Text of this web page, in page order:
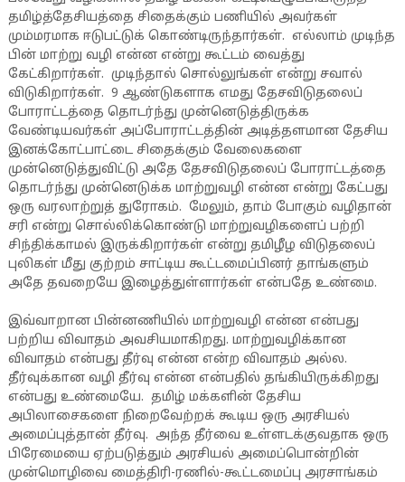
தமிழ்த்தேசியத்தை சிதைக்கும் பணியில் அவர்கள்
மும்மரமாக ஈடுபட்டுக் கொண்டிருந்தார்கள். எல்லாம் முடிந்த
பின் மாற்று வழி என்ன என்று கூட்டம் வைத்து
கேட்கிறார்கள். முடிந்தால் சொல்லுங்கள் என்று சவால்
விடுகிறார்கள். 9 ஆண்டுகளாக எமது தேசவிடுதலைப்
போராட்டத்தை தொடர்ந்து முன்னெடுத்திருக்க
வேண்டியவர்கள் அப்போராட்டத்தின் அடித்தளமான தேசிய
இனக்கோட்பாட்டை சிதைக்கும் வேலைகளை
முன்னெடுத்துவிட்டு அதே தேசவிடுதலைப் போராட்டத்தை
தொடர்ந்து முன்னெடுக்க மாற்றுவழி என்ன என்று கேட்பது
ஒரு வரலாற்றுத் துரோகம். மேலும், தாம் போகும் வழிதான்
சரி என்று சொல்லிக்கொண்டு மாற்றுவழிகளைப் பற்றி
சிந்திக்காமல் இருக்கிறார்கள் என்று தமிழீழ விடுதலைப்
புலிகள் மீது குற்றம் சாட்டிய கூட்டமைப்பினர் தாங்களும்
அதே தவறையே இழைத்துள்ளார்கள் என்பதே உண்மை.
இவ்வாறான பின்னணியில் மாற்றுவழி என்ன என்பது
பற்றிய விவாதம் அவசியமாகிறது. மாற்றுவழிக்கான
விவாதம் என்பது தீர்வு என்ன என்ற விவாதம் அல்ல.
தீர்வுக்கான வழி தீர்வு என்ன என்பதில் தங்கியிருக்கிறது
என்பது உண்மையே. தமிழ் மக்களின் தேசிய
அபிலாசைகளை நிறைவேற்றக் கூடிய ஒரு அரசியல்
அமைப்புத்தான் தீர்வு. அந்த தீர்வை உள்ளடக்குவதாக ஒரு
பிரேமையை ஏற்படுத்தும் அரசியல் அமைப்பொன்றின்
முன்மொழிவை மைத்திரி-ரணில்-கூட்டமைப்பு அரசாங்கம்